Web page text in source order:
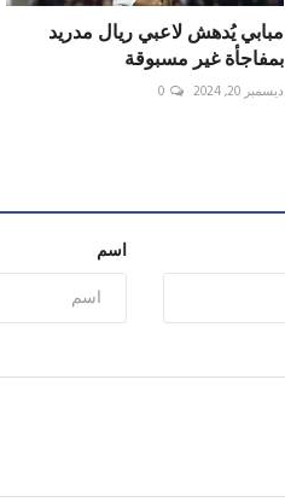
مبابي يُدهش لاعبي ريال مدريد
بمفاجأة غير مسبوقة
ديسمبر 20, 2024 0
اسم